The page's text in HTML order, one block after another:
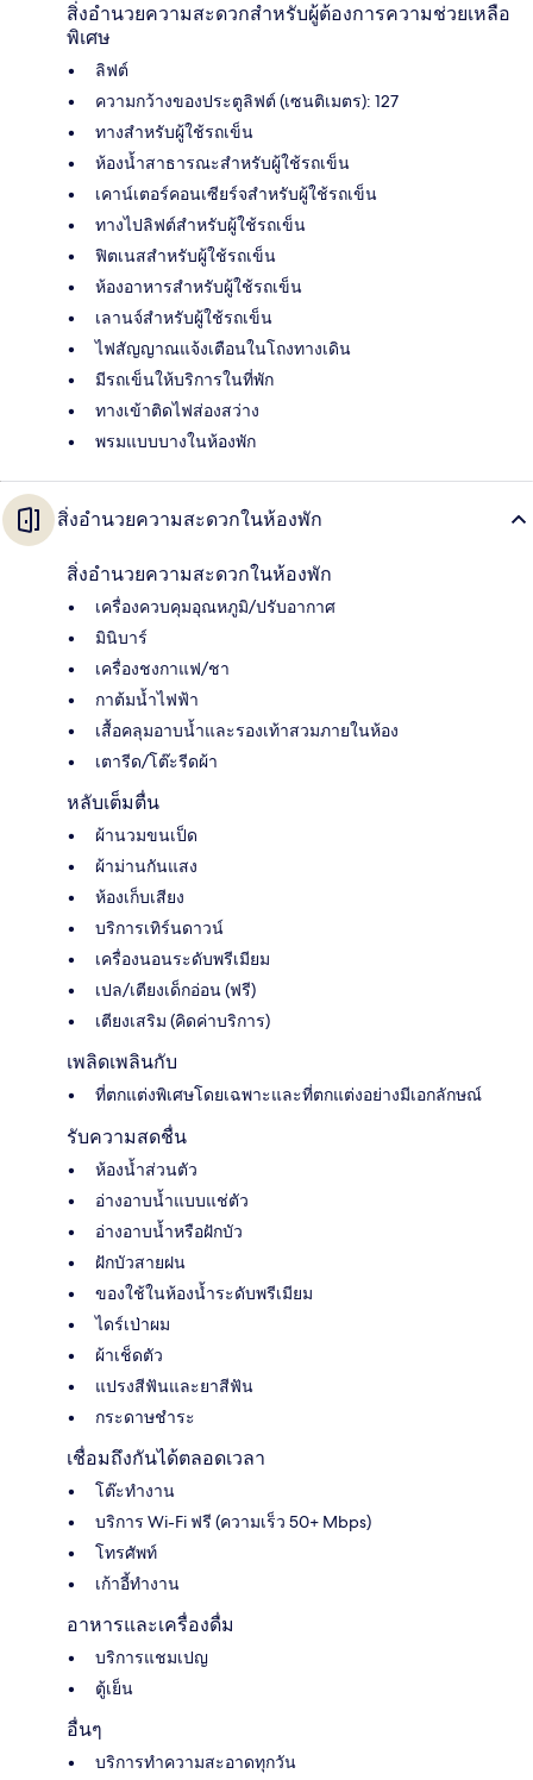
สิ่งอำนวยความสะดวกสำหรับผู้ต้องการความช่วยเหลือ
พิเศษ
ลิฟต์
ความกว้างของประตูลิฟต์ (เซนติเมตร): 127
ทางสำหรับผู้ใช้รถเข็น
ห้องน้ำสาธารณะสำหรับผู้ใช้รถเข็น
เคาน์เตอร์คอนเซียร์จสำหรับผู้ใช้รถเข็น
ทางไปลิฟต์สำหรับผู้ใช้รถเข็น
ฟิตเนสสำหรับผู้ใช้รถเข็น
ห้องอาหารสำหรับผู้ใช้รถเข็น
เลานจ์สำหรับผู้ใช้รถเข็น
ไฟสัญญาณแจ้งเตือนในโถงทางเดิน
มีรถเข็นให้บริการในที่พัก
ทางเข้าติดไฟส่องสว่าง
พรมแบบบางในห้องพัก
สิ่งอำนวยความสะดวกในห้องพัก
สิ่งอำนวยความสะดวกในห้องพัก
เครื่องควบคุมอุณหภูมิ/ปรับอากาศ
มินิบาร์
เครื่องชงกาแฟ/ชา
กาต้มน้ำไฟฟ้า
เสื้อคลุมอาบน้ำและรองเท้าสวมภายในห้อง
เตารีด/โต๊ะรีดผ้า
หลับเต็มตื่น
ผ้านวมขนเป็ด
ผ้าม่านกันแสง
ห้องเก็บเสียง
บริการเทิร์นดาวน์
เครื่องนอนระดับพรีเมียม
เปล/เตียงเด็กอ่อน (ฟรี)
เตียงเสริม (คิดค่าบริการ)
เพลิดเพลินกับ
ที่ตกแต่งพิเศษโดยเฉพาะและที่ตกแต่งอย่างมีเอกลักษณ์
รับความสดชื่น
ห้องน้ำส่วนตัว
อ่างอาบน้ำแบบแช่ตัว
อ่างอาบน้ำหรือฝักบัว
ฝักบัวสายฝน
ของใช้ในห้องน้ำระดับพรีเมียม
ไดร์เป่าผม
ผ้าเช็ดตัว
แปรงสีฟันและยาสีฟัน
กระดาษชำระ
เชื่อมถึงกันได้ตลอดเวลา
โต๊ะทำงาน
บริการ Wi-Fi ฟรี (ความเร็ว 50+ Mbps)
โทรศัพท์
เก้าอี้ทำงาน
อาหารและเครื่องดื่ม
บริการแชมเปญ
ตู้เย็น
อื่นๆ
บริการทำความสะอาดทุกวัน